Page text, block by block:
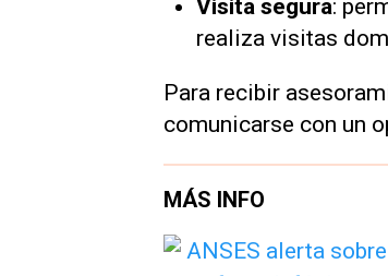
Visita segura:
realiza visitas
Para recibir
comunicarse con un
MÁS INFO